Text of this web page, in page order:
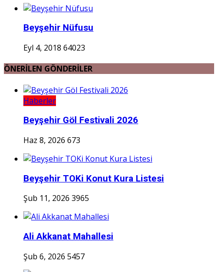
Beyşehir Nüfusu
Eyl 4, 2018 64023
ÖNERİLEN GÖNDERİLER
Haberler
Beyşehir Göl Festivali 2026
Haz 8, 2026 673
Beyşehir TOKi Konut Kura Listesi
Şub 11, 2026 3965
Ali Akkanat Mahallesi
Şub 6, 2026 5457